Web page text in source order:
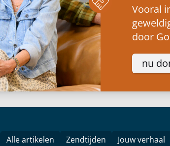
Vooral
door
nu
Alle artikelen Zendtijden Jouw verhaal